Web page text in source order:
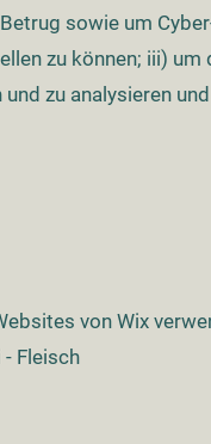
sowie um
zu können; iii)
zu analysieren
von Wix
Fleisch